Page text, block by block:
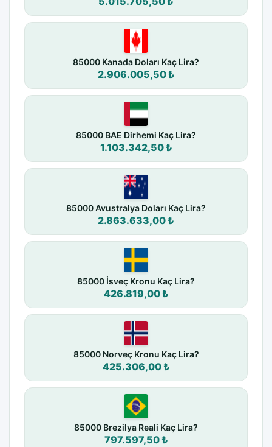
85000 Kanada Doları Kaç Lira?
2.906.005,50 ₺
85000 BAE Dirhemi Kaç Lira?
1.103.342,50 ₺
85000 Avustralya Doları Kaç Lira?
2.863.633,00 ₺
85000 İsveç Kronu Kaç Lira?
426.819,00 ₺
85000 Norveç Kronu Kaç Lira?
425.306,00 ₺
85000 Brezilya Reali Kaç Lira?
797.597,50 ₺